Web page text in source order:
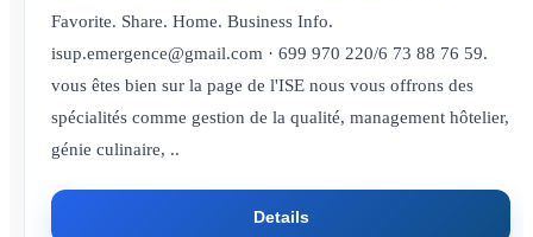
Favorite. Share. Home. Business Info.
isup.emergence@gmail.com · 699 970 220/6 73 88 76 59.
vous êtes bien sur la page de l'ISE nous vous offrons des
spécialités comme gestion de la qualité, management hôtelier,
génie culinaire, ..
Details